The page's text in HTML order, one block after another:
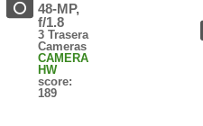
48-MP,
f/1.8
3 Trasera
Cameras
CAMERA
HW
score:
189